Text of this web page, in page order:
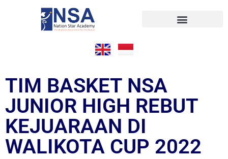
TIM BASKET NSA
JUNIOR HIGH REBUT
KEJUARAAN DI
WALIKOTA CUP 2022